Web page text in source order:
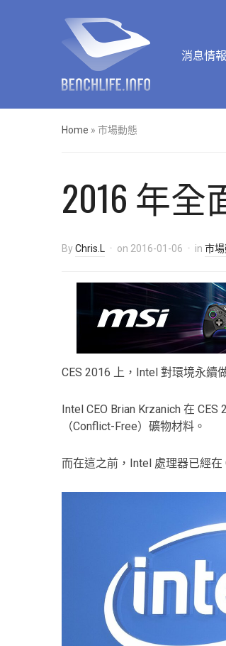
消息情報
Home » 市場動態
2016 年
ByChris.L on 2016-01-06 in 市
CES 2016 上，Intel 對環境永續
Intel CEO Brian Krzanich 在
（Conflict-Free）礦物材料。
而在這之前，Intel 處理器已經在